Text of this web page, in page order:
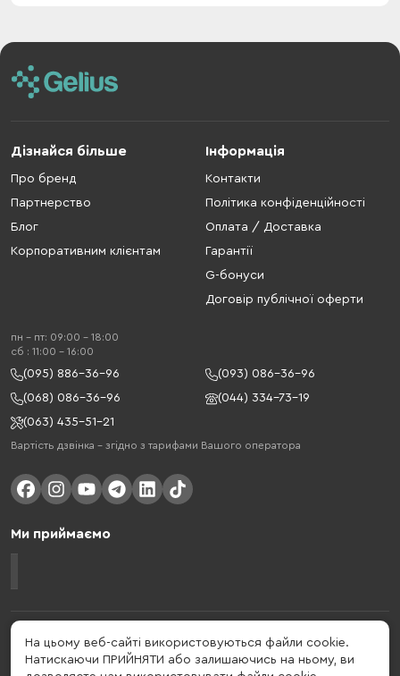
Дізнайся більше
Про бренд
Партнерство
Блог
Корпоративним клієнтам
Інформація
Контакти
Політика конфіденційності
Оплата / Доставка
Гарантії
G-бонуси
Договір публічної оферти
пн - пт: 09:00 - 18:00
cб : 11:00 - 16:00
(095) 886-36-96
(093) 086-36-96
(068) 086-36-96
(044) 334-73-19
(063) 435-51-21
Вартість дзвінка – згідно з тарифами Вашого оператора
Ми приймаємо
Gelius - український бренд, який активно розвивається у сфері смарт
гаджетів та мобільних аксесуарів. Бренд заснований в 2013 році. Gelius
- це набагато більше ніж просто бренд, це стиль життя, який об'єднує в
На цьому веб-сайті використовуються файли cookie.
Натискаючи ПРИЙНЯТИ або залишаючись на ньому, ви